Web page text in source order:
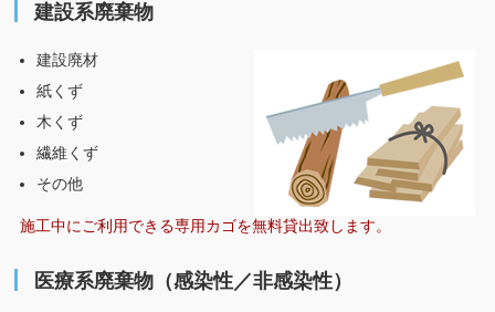
建設系廃棄物
建設廃材
紙くず
木くず
繊維くず
その他
施工中にご利用できる専用カゴを無料貸出致します。
医療系廃棄物（感染性／非感染性）